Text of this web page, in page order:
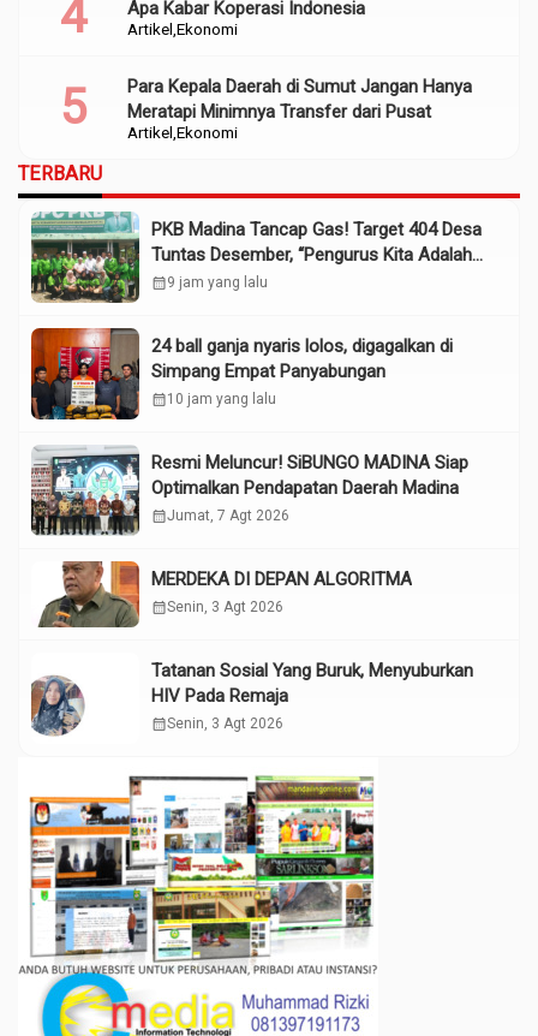
Artikel Ekonomi
Apa Kabar Koperasi Indonesia
Artikel Ekonomi
Para Kepala Daerah di Sumut Jangan Hanya
Meratapi Minimnya Transfer dari Pusat
TERBARU
PKB Madina Tancap Gas! Target 404 Desa
Tuntas Desember, “Pengurus Kita Adalah
Tokoh”
calendar_month9 jam yang lalu
24 ball ganja nyaris lolos, digagalkan di
Simpang Empat Panyabungan
calendar_month10 jam yang lalu
Resmi Meluncur! SiBUNGO MADINA Siap
Optimalkan Pendapatan Daerah Madina
calendar_monthJumat, 7 Agt 2026
MERDEKA DI DEPAN ALGORITMA
calendar_monthSenin, 3 Agt 2026
Tatanan Sosial Yang Buruk, Menyuburkan
HIV Pada Remaja
calendar_monthSenin, 3 Agt 2026